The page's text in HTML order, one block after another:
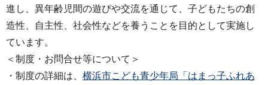
進し、異年齢児間の遊びや交流を通じて、子どもたちの創
造性、自主性、社会性などを養うことを目的として実施し
ています。
＜制度・お問合せ等について＞
・制度の詳細は、 横浜市こども青少年局「はまっ子ふれあ